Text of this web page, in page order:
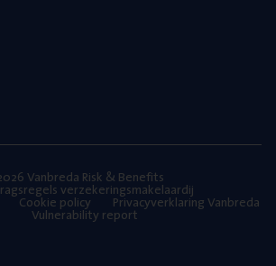
Vanbreda Risk & Benefits
verzekeringsmakelaardij
Cookie policy Privacyverklaring Vanbreda
Vulnerability report